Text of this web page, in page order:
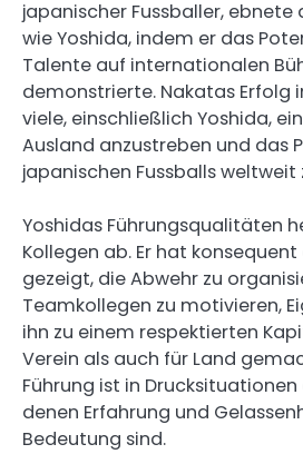
japanischer Fussballer, ebnete
wie Yoshida, indem er das
Talente auf internationalen
demonstrierte. Nakatas Erfolg
viele, einschließlich Yoshida,
Ausland anzustreben und das
japanischen Fussballs weltweit
Yoshidas Führungsqualitäten
Kollegen ab. Er hat
gezeigt, die Abwehr zu
Teamkollegen zu motivieren,
ihn zu einem respektierten
Verein als auch für Land
Führung ist in
denen Erfahrung und
Bedeutung sind.